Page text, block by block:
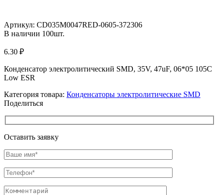
Артикул: CD035M0047RED-0605-372306
В наличии 100шт.
6.30 ₽
Конденсатор электролитический SMD, 35V, 47uF, 06*05 105C
Low ESR
Категория товара: Конденсаторы электролитические SMD
Поделиться
Оставить заявку